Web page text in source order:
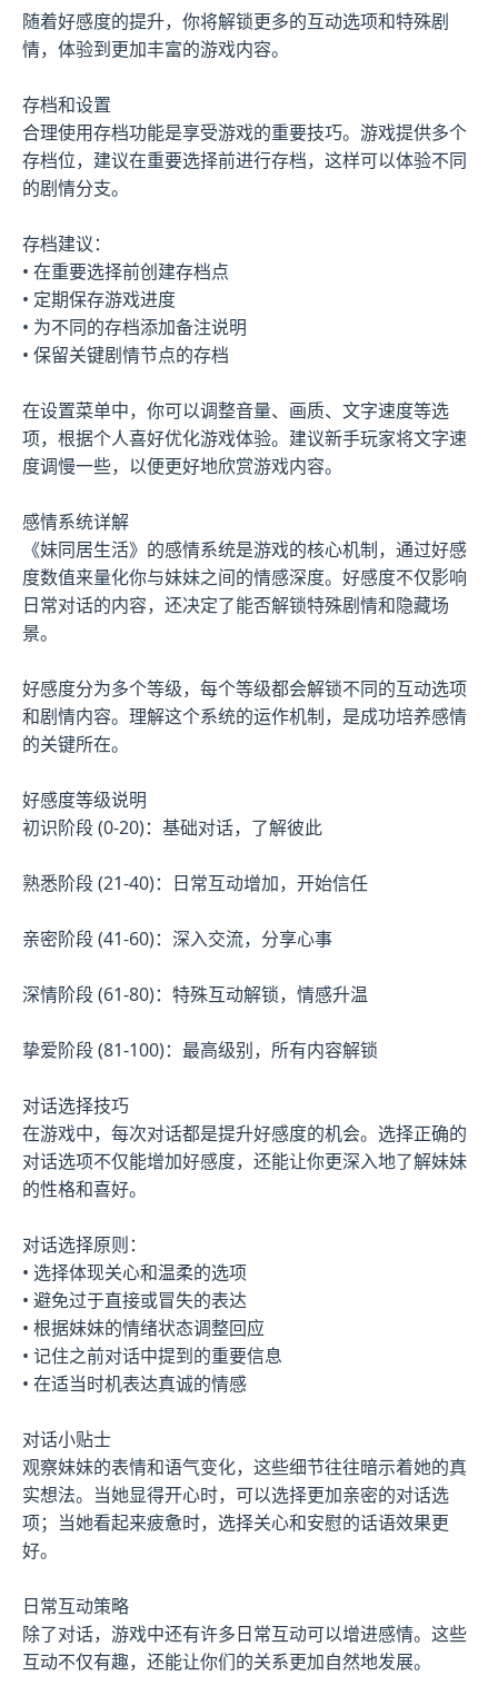
随着好感度的提升，你将解锁更多的互动选项和特殊剧
情，体验到更加丰富的游戏内容。
存档和设置
合理使用存档功能是享受游戏的重要技巧。游戏提供多个
存档位，建议在重要选择前进行存档，这样可以体验不同
的剧情分支。
存档建议：
• 在重要选择前创建存档点
• 定期保存游戏进度
• 为不同的存档添加备注说明
• 保留关键剧情节点的存档
在设置菜单中，你可以调整音量、画质、文字速度等选
项，根据个人喜好优化游戏体验。建议新手玩家将文字速
度调慢一些，以便更好地欣赏游戏内容。
感情系统详解
《妹同居生活》的感情系统是游戏的核心机制，通过好感
度数值来量化你与妹妹之间的情感深度。好感度不仅影响
日常对话的内容，还决定了能否解锁特殊剧情和隐藏场
景。
好感度分为多个等级，每个等级都会解锁不同的互动选项
和剧情内容。理解这个系统的运作机制，是成功培养感情
的关键所在。
好感度等级说明
初识阶段 (0-20)：基础对话，了解彼此
熟悉阶段 (21-40)：日常互动增加，开始信任
亲密阶段 (41-60)：深入交流，分享心事
深情阶段 (61-80)：特殊互动解锁，情感升温
挚爱阶段 (81-100)：最高级别，所有内容解锁
对话选择技巧
在游戏中，每次对话都是提升好感度的机会。选择正确的
对话选项不仅能增加好感度，还能让你更深入地了解妹妹
的性格和喜好。
对话选择原则：
• 选择体现关心和温柔的选项
• 避免过于直接或冒失的表达
• 根据妹妹的情绪状态调整回应
• 记住之前对话中提到的重要信息
• 在适当时机表达真诚的情感
对话小贴士
观察妹妹的表情和语气变化，这些细节往往暗示着她的真
实想法。当她显得开心时，可以选择更加亲密的对话选
项；当她看起来疲惫时，选择关心和安慰的话语效果更
好。
日常互动策略
除了对话，游戏中还有许多日常互动可以增进感情。这些
互动不仅有趣，还能让你们的关系更加自然地发展。